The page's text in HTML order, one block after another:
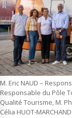
M. Eric NAUD –
Responsable du Pôle
Qualité Tourisme, M.
Célia HUOT-